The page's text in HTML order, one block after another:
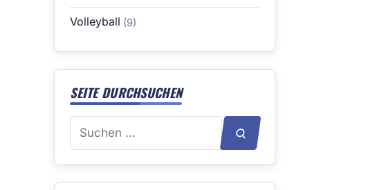
Volleyball (9)
SEITE DURCHSUCHEN
Suchen
SUCHEN